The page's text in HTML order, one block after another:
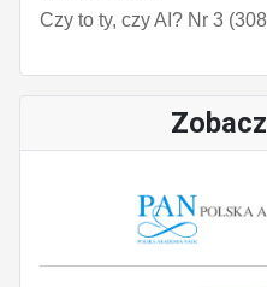
Czy to ty, czy AI? Nr 3